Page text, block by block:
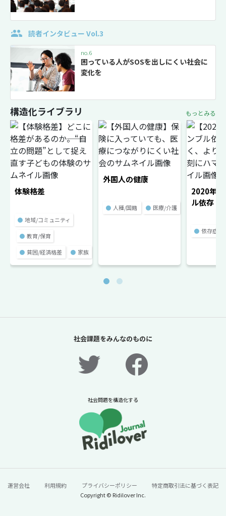
読者インタビュー Vol.3
no.6
困っている人がSOSを出しにくい社会に
変化を
構造化ライブラリ もっとみる
体験格差
● 地域/コミュニティ
● 教育/保育
● 貧困/経済格差 ● 家族
外国人の健康
● 人種/国籍 ● 医療/介護
2020年
ル依存
● 依存症
社会課題をみんなのものに
社会問題を構造化する
運営会社 利用規約 プライバシーポリシー
特定商取引法に基づく表記
Copyright © Ridilover Inc.